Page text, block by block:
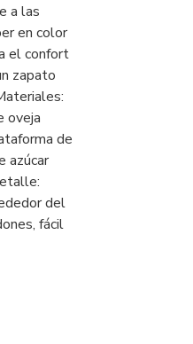
a las
en color
el confort
zapato
oveja
de
azúcar
del
fácil